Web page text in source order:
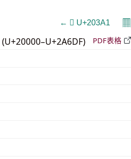
← 𠎡 U+203A1 𝄜
(U+20000–U+2A6DF) PDF表格